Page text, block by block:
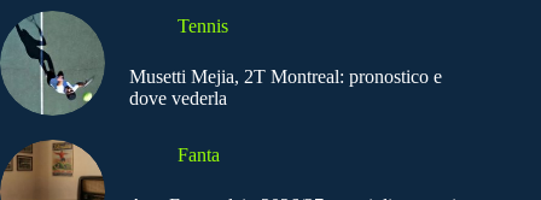
Tennis
Musetti Mejia, 2T Montreal: pronostico e
dove vederla
Fanta